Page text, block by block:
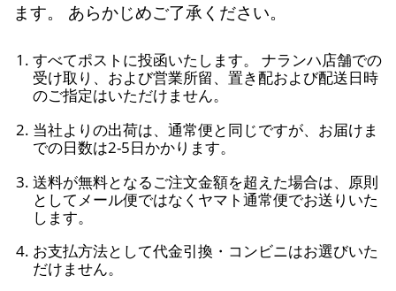
ます。 あらかじめご了承ください。
すべてポストに投函いたします。 ナランハ店舗での
受け取り、および営業所留、置き配および配送日時
のご指定はいただけません。
当社よりの出荷は、通常便と同じですが、お届けま
での日数は2-5日かかります。
送料が無料となるご注文金額を超えた場合は、原則
としてメール便ではなくヤマト通常便でお送りいた
します。
お支払方法として代金引換・コンビニはお選びいた
だけません。